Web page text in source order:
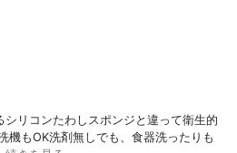
リコンたわしスポンジと違って衛生的
機もOK洗剤無しでも、食器洗ったりも